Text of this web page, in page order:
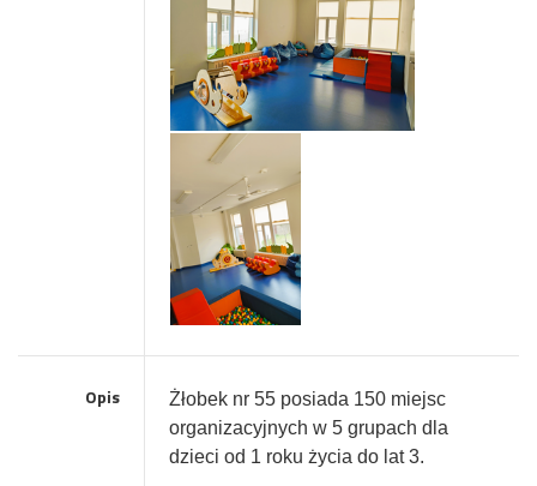
Opis
Żłobek nr 55 posiada 150 miejsc
organizacyjnych w 5 grupach dla
dzieci od 1 roku życia do lat 3.